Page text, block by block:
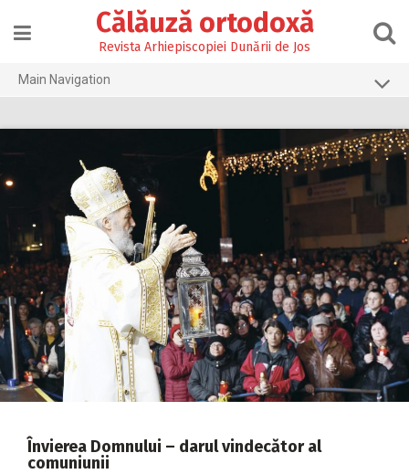
content
Călăuză ortodoxă
Revista Arhiepiscopiei Dunării de Jos
Main Navigation
2023
2022
2021
2020
2019
2017
Învierea Domnului – darul vindecător al
comuniunii